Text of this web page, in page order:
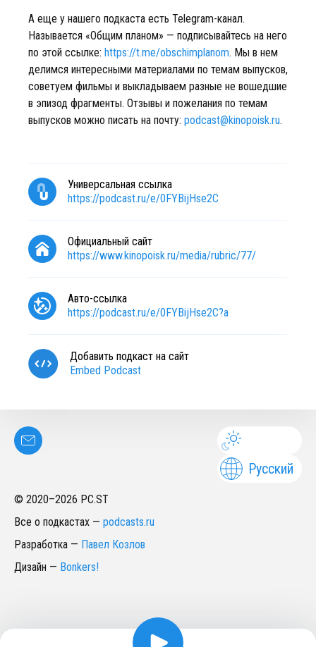
А еще у нашего подкаста есть Telegram-канал.
Называется «Общим планом» — подписывайтесь на него
по этой ссылке: https://t.me/obschimplanom. Мы в нем
делимся интересными материалами по темам выпусков,
советуем фильмы и выкладываем разные не вошедшие
в эпизод фрагменты. Отзывы и пожелания по темам
выпусков можно писать на почту: podcast@kinopoisk.ru.
Универсальная ссылка
https://podcast.ru/e/0FYBijHse2C
Официальный сайт
https://www.kinopoisk.ru/media/rubric/77/
Авто-ссылка
https://podcast.ru/e/0FYBijHse2C?a
Добавить подкаст на сайт
Embed Podcast
Русский
© 2020–2026 PC.ST
Все о подкастах — podcasts.ru
Разработка — Павел Козлов
Дизайн — Bonkers!